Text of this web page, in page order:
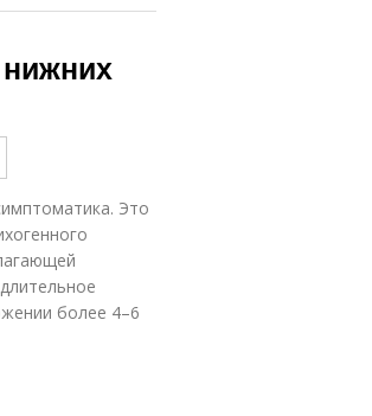
Это
более 4–6